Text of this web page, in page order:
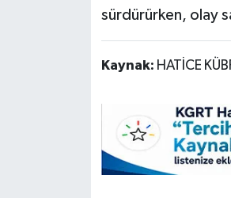
sürdürürken, olay
Kaynak: HATİCE